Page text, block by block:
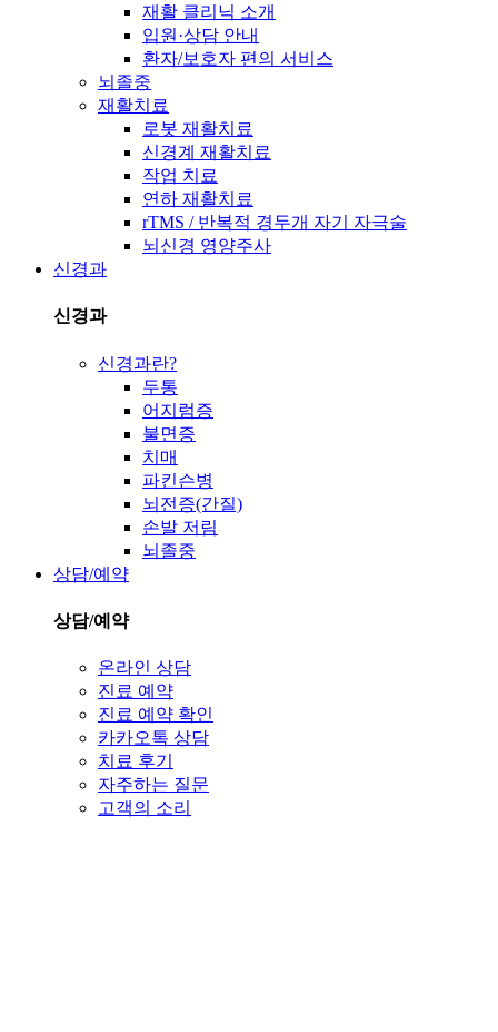
재활 클리닉 소개
입원·상담 안내
환자/보호자 편의 서비스
뇌졸중
재활치료
로봇 재활치료
신경계 재활치료
작업 치료
연하 재활치료
rTMS / 반복적 경두개 자기 자극술
뇌신경 영양주사
신경과
신경과
신경과란?
두통
어지럼증
불면증
치매
파킨슨병
뇌전증(간질)
손발 저림
뇌졸중
상담/예약
상담/예약
온라인 상담
진료 예약
진료 예약 확인
카카오톡 상담
치료 후기
자주하는 질문
고객의 소리